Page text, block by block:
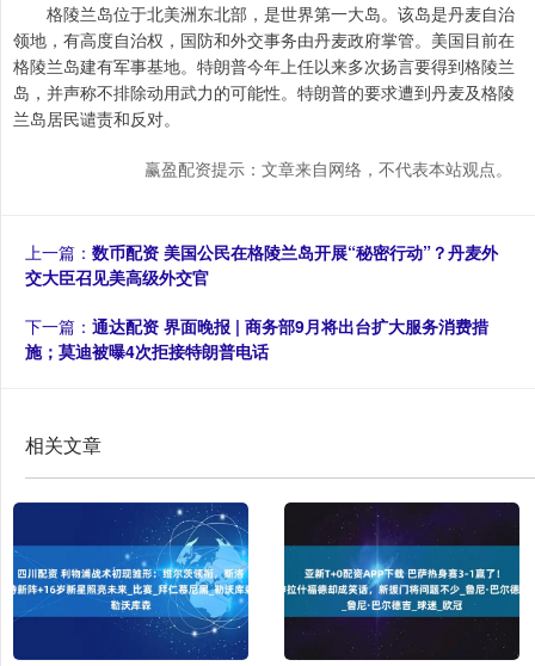
格陵兰岛位于北美洲东北部，是世界第一大岛。该岛是丹麦自治
领地，有高度自治权，国防和外交事务由丹麦政府掌管。美国目前在
格陵兰岛建有军事基地。特朗普今年上任以来多次扬言要得到格陵兰
岛，并声称不排除动用武力的可能性。特朗普的要求遭到丹麦及格陵
兰岛居民谴责和反对。
赢盈配资提示：文章来自网络，不代表本站观点。
上一篇： 数币配资 美国公民在格陵兰岛开展“秘密行动”？丹麦外
交大臣召见美高级外交官
下一篇： 通达配资 界面晚报 | 商务部9月将出台扩大服务消费措
施；莫迪被曝4次拒接特朗普电话
相关文章